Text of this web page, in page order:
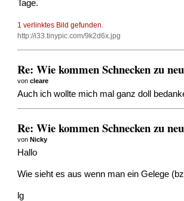
Tage.
1 verlinktes Bild gefunden.
http://i33.tinypic.com/9k2d6x.jpg
Re: Wie kommen Schnecken zu
voncleare
Auch ich wollte mich mal ganz doll
Re: Wie kommen Schnecken zu
von Nicky
Hallo
Wie sieht es aus wenn man ein Gelege
lg